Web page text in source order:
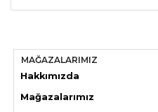
MAĞAZALARIMIZ
Hakkımızda
Mağazalarımız